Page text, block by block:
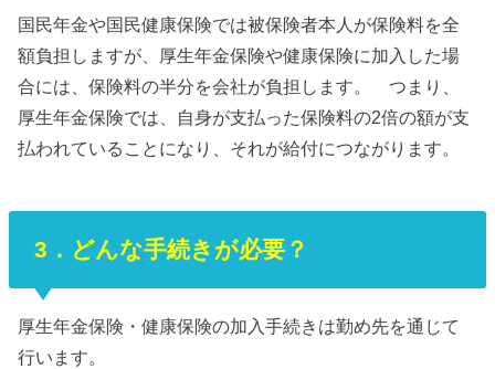
国民年金や国民健康保険では被保険者本人が保険料を全
額負担しますが、厚生年金保険や健康保険に加入した場
合には、保険料の半分を会社が負担します。 つまり、
厚生年金保険では、自身が支払った保険料の2倍の額が支
払われていることになり、それが給付につながります。
3．どんな手続きが必要？
厚生年金保険・健康保険の加入手続きは勤め先を通じて
行います。